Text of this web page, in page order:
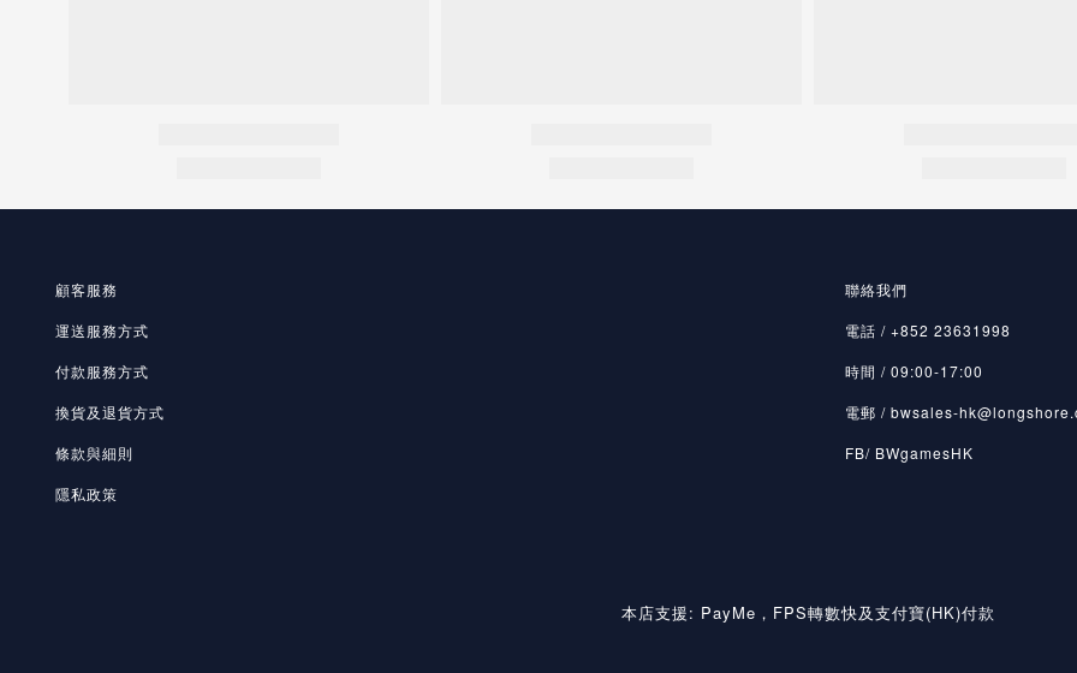
顧客服務
運送服務方式
付款服務方式
換貨及退貨方式
條款與細則
隱私政策
聯絡我們
電話 / +852 23631998
時間 / 09:00-17:00
電郵 / bwsales-
FB/ BWgamesHK
本店支援: PayMe，FPS轉數快及支付寶(HK)付款